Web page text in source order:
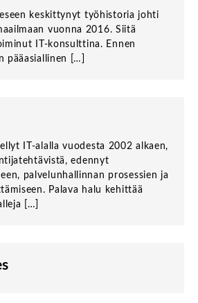
keskittynyt työhistoria johti
vuonna 2016. Siitä
IT-konsulttina. Ennen
pääasiallinen […]
IT-alalla vuodesta 2002 alkaen,
edennyt
palvelunhallinnan prosessien ja
Palava halu kehittää
[…]